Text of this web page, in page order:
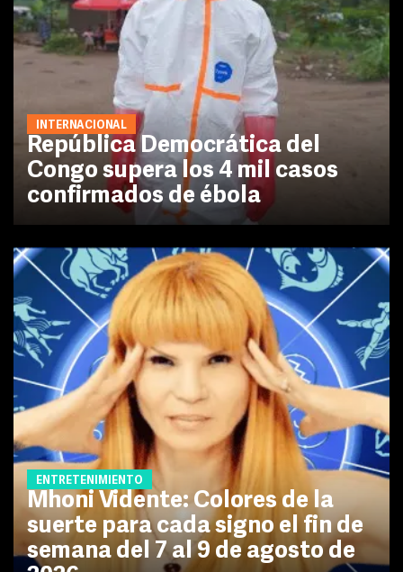
INTERNACIONAL
República Democrática del
Congo supera los 4 mil casos
confirmados de ébola
ENTRETENIMIENTO
Mhoni Vidente: Colores de la
suerte para cada signo el fin de
semana del 7 al 9 de agosto de